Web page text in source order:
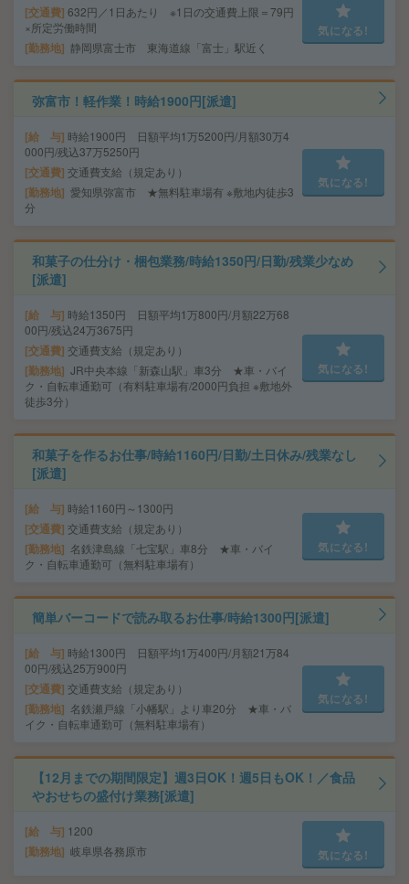
交通費 632円／1日あたり ※1日の交通費上限＝79円
×所定労働時間
勤務地 静岡県富士市 東海道線「富士」駅近く
気になる!
弥富市！軽作業！時給1900円[派遣]
給 与 時給1900円 日額平均1万5200円/月額30万4
000円/残込37万5250円
交通費 交通費支給（規定あり）
勤務地 愛知県弥富市 ★無料駐車場有 ※敷地内徒歩3
分
気になる!
和菓子の仕分け・梱包業務/時給1350円/日勤/残業少なめ
[派遣]
給 与 時給1350円 日額平均1万800円/月額22万68
00円/残込24万3675円
交通費 交通費支給（規定あり）
勤務地 JR中央本線「新森山駅」車3分 ★車・バイ
ク・自転車通勤可（有料駐車場有/2000円負担 ※敷地外
徒歩3分）
気になる!
和菓子を作るお仕事/時給1160円/日勤/土日休み/残業なし
[派遣]
給 与 時給1160円～1300円
交通費 交通費支給（規定あり）
勤務地 名鉄津島線「七宝駅」車8分 ★車・バイ
ク・自転車通勤可（無料駐車場有）
気になる!
簡単バーコードで読み取るお仕事/時給1300円[派遣]
給 与 時給1300円 日額平均1万400円/月額21万84
00円/残込25万900円
交通費 交通費支給（規定あり）
勤務地 名鉄瀬戸線「小幡駅」より車20分 ★車・バ
イク・自転車通勤可（無料駐車場有）
気になる!
【12月までの期間限定】週3日OK！週5日もOK！／食品
やおせちの盛付け業務[派遣]
給 与 1200
勤務地 岐阜県各務原市 気になる!